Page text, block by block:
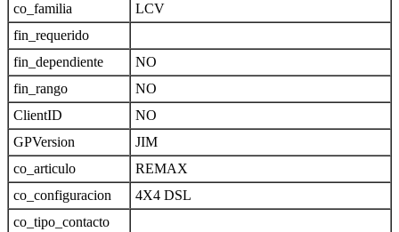
co_familia
LCV
fin_requerido
fin_dependiente
NO
fin_rango
NO
ClientID
NO
GPVersion
JIM
co_articulo
REMAX
co_configuracion
4X4 DSL
co_tipo_contacto